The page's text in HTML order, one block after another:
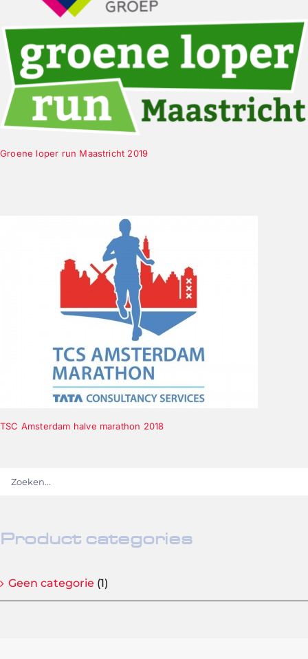
Groene loper run Maastricht 2019
TSC Amsterdam halve marathon 2018
Product categories
Geen categorie (1)